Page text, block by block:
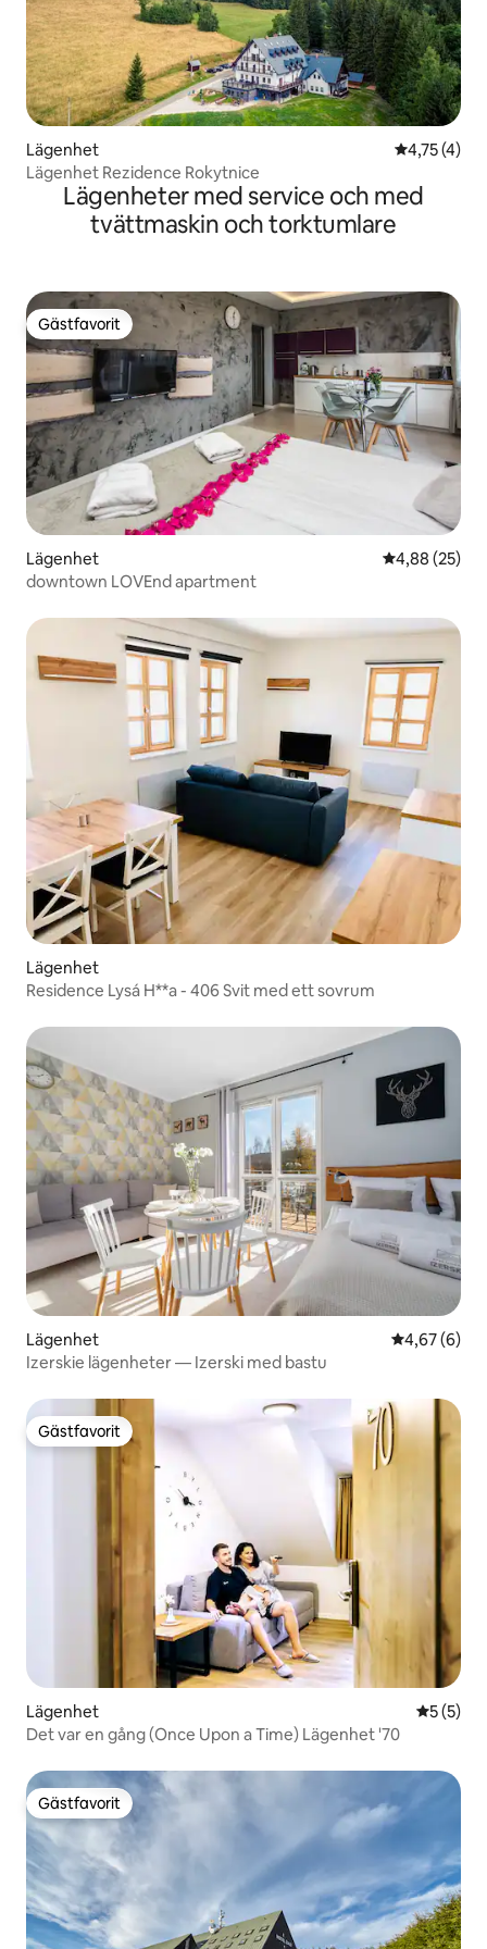
Lägenhet 4,75 av 5 i
4,75 (4)
Lägenhet Rezidence Rokytnice
Lägenheter med service och med
tvättmaskin och torktumlare
Gästfavorit
Gästfavorit
Lägenhet 4,88 av 5 i
4,88 (25)
downtown LOVEnd apartment
Lägenhet
Residence Lysá H**a - 406 Svit med ett sovrum
Lägenhet 4,67 av 5 i
4,67 (6)
Izerskie lägenheter — Izerski med bastu
Gästfavorit
Gästfavorit
Lägenhet 5 av 5 i
5 (5)
Det var en gång (Once Upon a Time) Lägenhet '70
Gästfavorit
Gästfavorit